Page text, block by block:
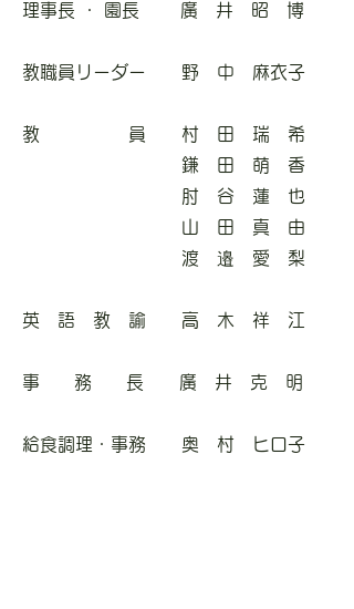
理事長 ・ 園長 廣 井 昭 博
教職員 リーダー 野 中 麻衣子
教 員 村 田
瑞 希
鎌 田 萌 香
肘 谷 蓮 也
山 田 真 由
​ 渡 邉 愛 梨
英 語 教 諭 高 木 祥 江
事 務 長 廣 井 克 明
​給食調理・事務 奥 村 ヒロ子